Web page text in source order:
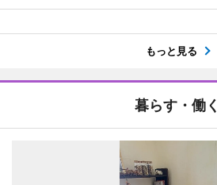
もっと見る
暮らす・働く